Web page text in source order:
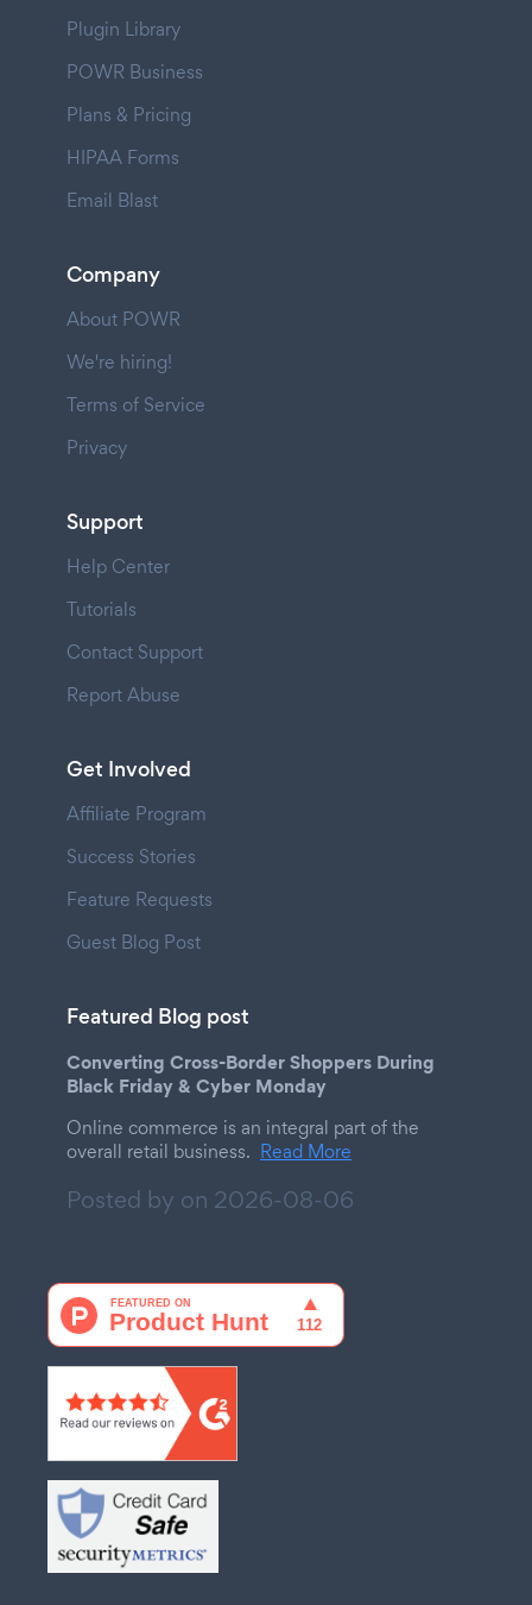
Plugin Library
POWR Business
Plans & Pricing
HIPAA Forms
Email Blast
Company
About POWR
We're hiring!
Terms of Service
Privacy
Support
Help Center
Tutorials
Contact Support
Report Abuse
Get Involved
Affiliate Program
Success Stories
Feature Requests
Guest Blog Post
Featured Blog post
Converting Cross-Border Shoppers During
Black Friday & Cyber Monday
Online commerce is an integral part of the
overall retail business. Read More
Posted by on 2026-08-06